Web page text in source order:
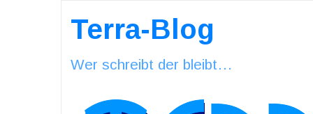
Terra-Blog
Wer schreibt der bleibt…